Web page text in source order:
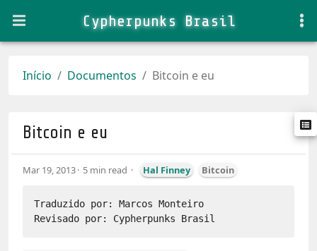
Cypherpunks Brasil
Início Documentos Bitcoin e eu
Bitcoin e eu
Mar 19, 2013 5 min read Hal Finney Bitcoin
Traduzido por: Marcos Monteiro